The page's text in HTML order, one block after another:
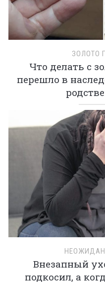
ЗОЛОТО
Что делать с
перешло в
Внезапный
подкосил, а